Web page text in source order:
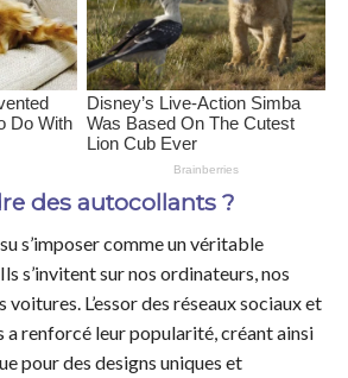
des autocollants ?
s’imposer comme un véritable
s’invitent sur nos ordinateurs, nos
voitures. L’essor des réseaux sociaux et
a renforcé leur popularité, créant ainsi
pour des designs uniques et